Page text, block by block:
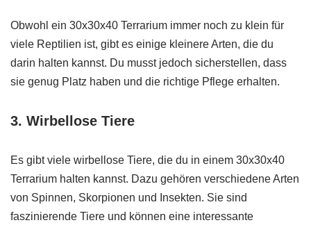
Obwohl ein 30x30x40 Terrarium immer noch zu klein für
viele Reptilien ist, gibt es einige kleinere Arten, die du
darin halten kannst. Du musst jedoch sicherstellen, dass
sie genug Platz haben und die richtige Pflege erhalten.
3. Wirbellose Tiere
Es gibt viele wirbellose Tiere, die du in einem 30x30x40
Terrarium halten kannst. Dazu gehören verschiedene Arten
von Spinnen, Skorpionen und Insekten. Sie sind
faszinierende Tiere und können eine interessante